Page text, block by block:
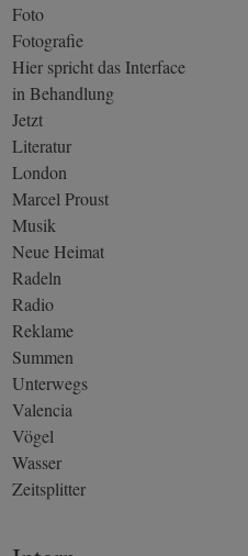
Foto
Fotografie
Hier spricht das Interface
in Behandlung
Jetzt
Literatur
London
Marcel Proust
Musik
Neue Heimat
Radeln
Radio
Reklame
Summen
Unterwegs
Valencia
Vögel
Wasser
Zeitsplitter